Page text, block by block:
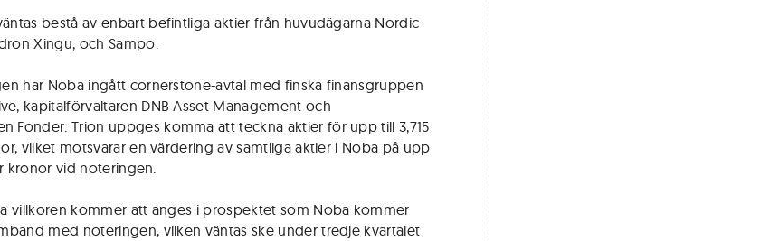
bestå av enbart befintliga aktier från huvudägarna Nordic
Xingu, och Sampo.
har Noba ingått cornerstone-avtal med finska finansgruppen
kapitalförvaltaren DNB Asset Management och
Fonder. Trion uppges komma att teckna aktier för upp till 3,715
vilket motsvarar en värdering av samtliga aktier i Noba på upp
kronor vid noteringen.
villkoren kommer att anges i prospektet som Noba kommer
med noteringen, vilken väntas ske under tredje kvartalet